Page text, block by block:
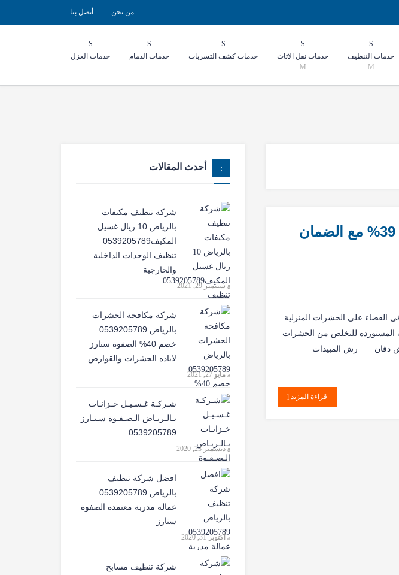
أتصل بنا من نحن
خدمات التنظيف خدمات نقل الاثاث خدمات كشف التسربات خدمات الدمام خدمات العزل
القضاء علي الحشرات المنزلية
المستورده للتخلص من الحشرات
رش دفان رش المبيدات
قراءة المزيد
أحدث المقالات
شركة تنظيف مكيفات
بالرياض 10 ريال غسيل
المكيف0539205789
تنظيف الوحدات الداخلية
والخارجية
سبتمبر 29, 2021
شركة مكافحة الحشرات
بالرياض 0539205789
خصم 40% الصفوة ستارز
لاباده الحشرات والقوارض
مايو 27, 2021
شـركـة غـسـيـل خـزانـات
بـالـريـاض الـصـفـوة سـتـارز
0539205789
ديسمبر 23, 2020
افضل شركة تنظيف
بالرياض 0539205789
عمالة مدربة معتمده الصفوة
ستارز
أكتوبر 31, 2020
شركة تنظيف مسابح